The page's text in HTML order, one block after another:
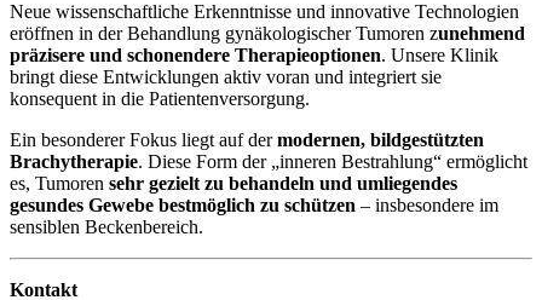
Neue wissenschaftliche Erkenntnisse und innovative Technologien
eröffnen in der Behandlung gynäkologischer Tumoren zunehmend
präzisere und schonendere Therapieoptionen. Unsere Klinik
bringt diese Entwicklungen aktiv voran und integriert sie
konsequent in die Patientenversorgung.
Ein besonderer Fokus liegt auf dermodernen, bildgestützten
Brachytherapie. Diese Form der „inneren Bestrahlung“ ermöglicht
es, Tumoren sehr gezielt zu behandeln und umliegendes
gesundes Gewebe bestmöglich zu schützen – insbesondere im
sensiblen Beckenbereich.
Kontakt